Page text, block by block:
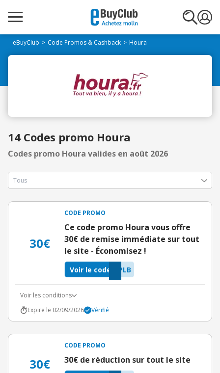
eBuyClub Code Promos & Cashback Houra
14 Codes promo Houra
Codes promo Houra valides en août 2026
30€
CODE PROMO
Ce code promo Houra vous offre
30€ de remise immédiate sur tout
le site - Économisez !
PLB
Voir le code
Voir les conditions
Expire le 02/09/2026
Vérifié
30€
CODE PROMO
30€ de réduction sur tout le site